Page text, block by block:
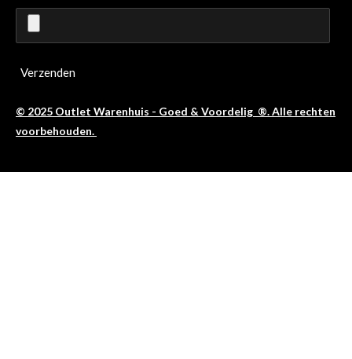
Verzenden
© 2025 Outlet Warenhuis - Goed & Voordelig ®. Alle rechten
voorbehouden.